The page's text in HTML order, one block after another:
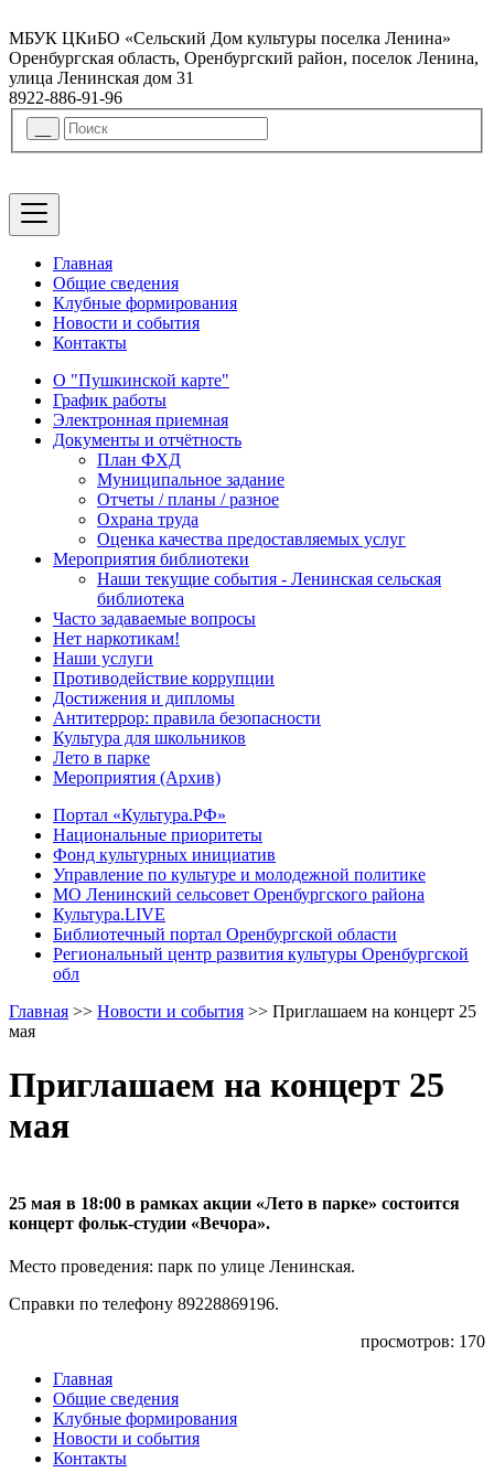
МБУК ЦКиБО «Сельский Дом культуры поселка Ленина»
Оренбургская область, Оренбургский район, поселок Ленина,
улица Ленинская дом 31
8922-886-91-96
Главная
Общие сведения
Клубные формирования
Новости и события
Контакты
О "Пушкинской карте"
График работы
Электронная приемная
Документы и отчётность
План ФХД
Муниципальное задание
Отчеты / планы / разное
Охрана труда
Оценка качества предоставляемых услуг
Мероприятия библиотеки
Наши текущие события - Ленинская сельская
библиотека
Часто задаваемые вопросы
Нет наркотикам!
Наши услуги
Противодействие коррупции
Достижения и дипломы
Антитеррор: правила безопасности
Культура для школьников
Лето в парке
Мероприятия (Архив)
Портал «Культура.РФ»
Национальные приоритеты
Фонд культурных инициатив
Управление по культуре и молодежной политике
МО Ленинский сельсовет Оренбургского района
Культура.LIVE
Библиотечный портал Оренбургской области
Региональный центр развития культуры Оренбургской
обл
Главная >> Новости и события >> Приглашаем на концерт 25
мая
Приглашаем на концерт 25
мая
25 мая в 18:00 в рамках акции «Лето в парке» состоится
концерт фольк-студии «Вечора».
Место проведения: парк по улице Ленинская.
Справки по телефону 89228869196.
просмотров: 170
Главная
Общие сведения
Клубные формирования
Новости и события
Контакты